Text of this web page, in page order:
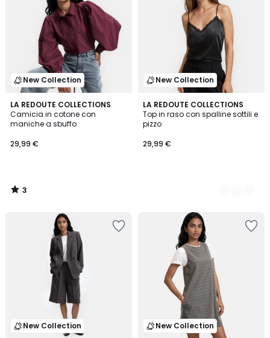
New Collection
LA REDOUTE COLLECTIONS
Camicia in cotone con
maniche a sbuffo
29,99 €
3
/
5
3
/
New Collection
LA REDOUTE COLLECTIONS
Top in raso con spalline sottili e
pizzo
29,99 €
2
Colori
New Collection New Collection